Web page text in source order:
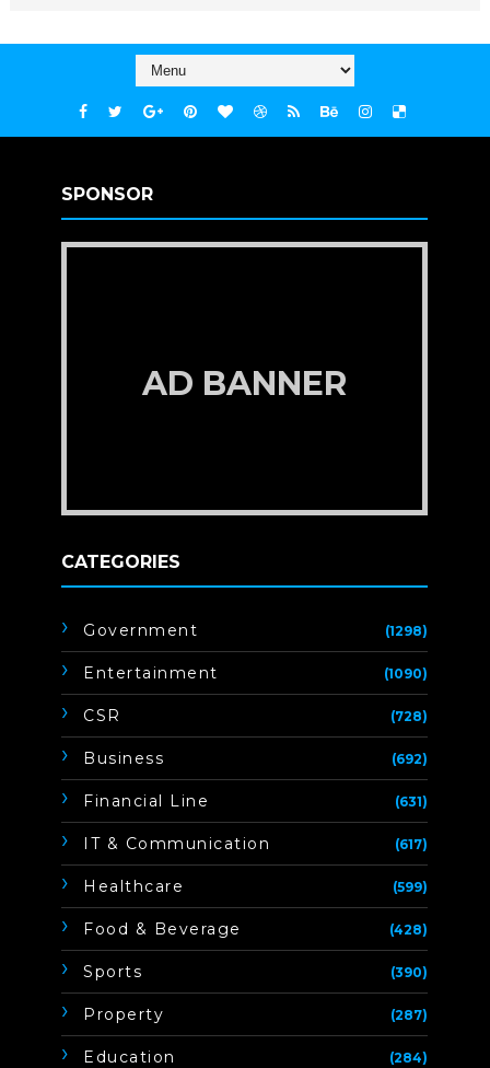
SPONSOR
AD BANNER
CATEGORIES
Government (1298)
Entertainment (1090)
CSR (728)
Business (692)
Financial Line (631)
IT & Communication (617)
Healthcare (599)
Food & Beverage (428)
Sports (390)
Property (287)
Education (284)